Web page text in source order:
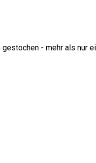
gestochen - mehr als nur